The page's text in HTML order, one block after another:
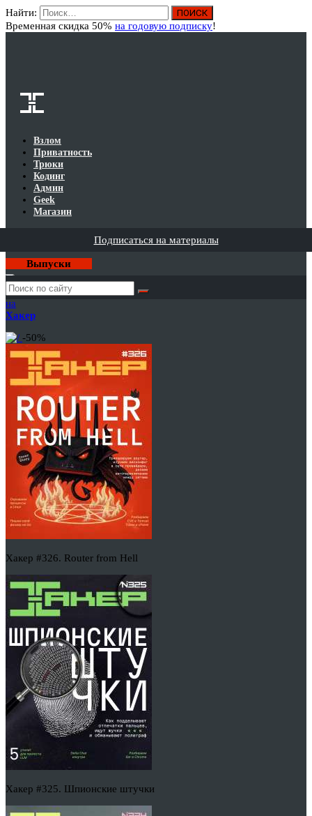
Найти:
Временная скидка 50% на годовую подписку!
Взлом
Приватность
Трюки
Кодинг
Админ
Geek
Магазин
Подписаться на материалы
Выпуски
Годовая
подписка
на
Хакер
-50%
Хакер #326. Router from Hell
Хакер #325. Шпионские штучки